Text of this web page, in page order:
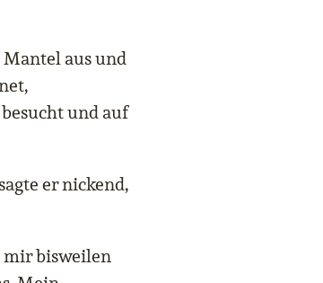
Mantel aus und
und auf
er nickend,
mir bisweilen